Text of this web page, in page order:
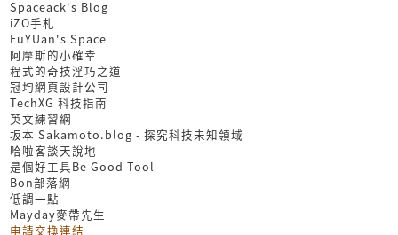
Spaceack's Blog
iZO手札
FuYUan's Space
阿摩斯的小確幸
程式的奇技淫巧之道
冠均網頁設計公司
TechXG 科技指南
英文練習網
坂本 Sakamoto.blog - 探究科技未知領域
哈啦客談天說地
是個好工具Be Good Tool
Bon部落網
低調一點
Mayday麥帶先生
申請交換連結